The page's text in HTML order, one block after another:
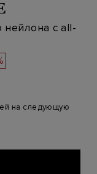
нейлона с all-
на следующую